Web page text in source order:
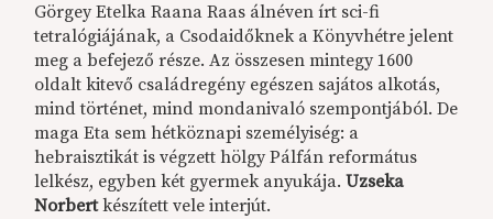
Görgey Etelka Raana Raas álnéven írt sci-fi
tetralógiájának, a Csodaidőknek a Könyvhétre jelent
meg a befejező része. Az összesen mintegy 1600
oldalt kitevő családregény egészen sajátos alkotás,
mind történet, mind mondanivaló szempontjából. De
maga Eta sem hétköznapi személyiség: a
hebraisztikát is végzett hölgy Pálfán református
lelkész, egyben két gyermek anyukája.Uzseka
Norbertkészített vele interjút.